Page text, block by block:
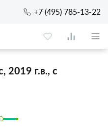
+7 (495) 785-13-22
2019 г.в., с